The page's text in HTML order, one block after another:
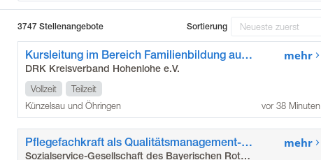
3747 Stellenangebote Sortierung
Kursleitung im Bereich Familienbildung auf geringfügiger Beschäftigung (m/w/d) für den Standort Öhringen
DRK Kreisverband Hohenlohe e.V.
Vollzeit
Teilzeit
Künzelsau und Öhringen
mehr
vor 38 Minuten
Pflegefachkraft als Qualitätsmanagement-Beauftragte*r (m/w/d)
Sozialservice-Gesellschaft des Bayerischen Roten Kreuzes GmbH
mehr